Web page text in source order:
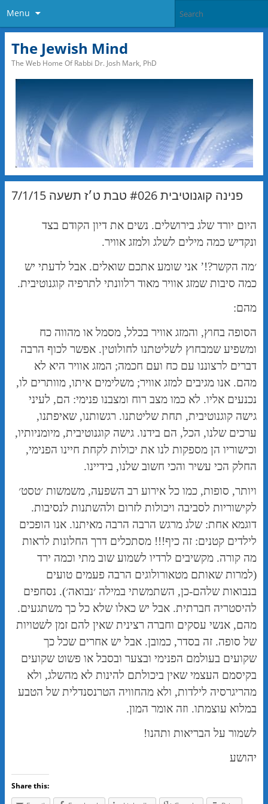
Menu
The Jewish Mind
The Web Home Of Rabbi Dr. Josh Mark, PhD
פנינה קוגנוטיבית #026 טבת ט׳ז תשעה 7/1/15
היום יורד שלג בירושלים. נשים את דיון הקודם בצד
ונקדיש כמה מילים לשלג ולמזג אוויר.
׳מה הקשר?!’ אני שומע אתכם שואלים. אבל לדעתי יש
כמה סיבות שמזג אוויר מאוד רלוונתי לתרפיה קוגנוטיבית.
מהם:
הסופה בחוץ, והמזג אוויר בכלל, מסמל או מהווה כח
ומשפיע שמבחוץ לשליטתנו לחולוטין. אפשר לכוף הרבה
דברים לרצוננו עם כח ועם חכמה; המזג אוויר היא לא
מהם. אנו מגיבים למזג אוויר; משלימים איתו, מוותרים לו,
נכנעים אליו. לא כמו מצב רוח ומצבנו פנימי: הם, לעיני
גישה קוגנוטיבית, תחת שליטתנו. רגשותנו, שאיפתנו,
ערכים שלנו, הכל, הם בידנו. גישה קוגנוטיבית, מיומניותיו,
וכישוריו הן מספקות לנו את יכולות לקחת חיינו הפנימי,
החלק הכי עשיר והכי חשוב שלנו, בידיינו.
ויותר, סופות, כמו כל אירוע רב השפעה, משמשות ׳טסט׳
לקישוריות לסביבה ויכולות לזרום ולהשתנות לנסיבות.
דוגמא אחת: שלג מרגש הרבה הרבה מאיתנו. אנו הופכים
לילדים קטנים: זה כיף!!! מסתכלים דרך החלונות לראות
מה קורה. מקשיבים לרדיו לשמוע שוב מתי וכמה ירד
(למרות שאותם מטאורולוגים הרבה פעמים טועים
בנבואות שלהם-כן, השתמשתי במילה ׳נבואה׳). נסחפים
להיסטריה חברתית. אבל יש כאלו שלא כל כך משתגעים.
מהם, אנשי עסקים וחברה רצינית שאין להם זמן לשטויות
של סופה. זה בסדר, כמובן. אבל יש אחרים שכל כך
שקועים בעולמם הפנימי ובצער ובסבל או פשוט שקועים
בקיסמם העצמי שאין ביכולתם להינות לא מהשלג, ולא
מהריגרסיה לילדות, ולא מהחוויה הטרנסנדלית של הטבע
במלוא עוצמתו. וזה אומר המון.
לשמור על הבריאות ותהנו!
יהושע
Share this: